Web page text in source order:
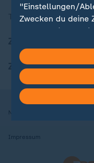
Themen im Überblick
ZDFheute Apps
Nutzungsbedingungen
Impressum
"Einstellungen/
Zwecken du deine
welchen nicht.
in deinen
Hier findest du das
Weitere